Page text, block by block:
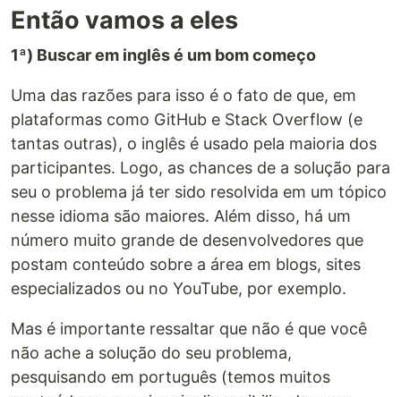
Então vamos a eles
1ª) Buscar em inglês é um bom começo
Uma das razões para isso é o fato de que, em
plataformas como GitHub e Stack Overflow (e
tantas outras), o inglês é usado pela maioria dos
participantes. Logo, as chances de a solução para
seu o problema já ter sido resolvida em um tópico
nesse idioma são maiores. Além disso, há um
número muito grande de desenvolvedores que
postam conteúdo sobre a área em blogs, sites
especializados ou no YouTube, por exemplo.
Mas é importante ressaltar que não é que você
não ache a solução do seu problema,
pesquisando em português (temos muitos